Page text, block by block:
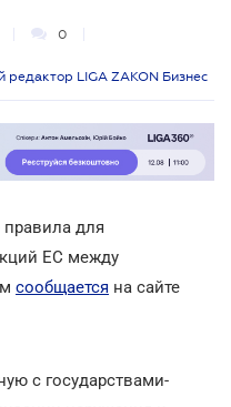
0
редактор LIGA ZAKON Бизнес
для
ЕС между
сообщается на сайте
с государствами-